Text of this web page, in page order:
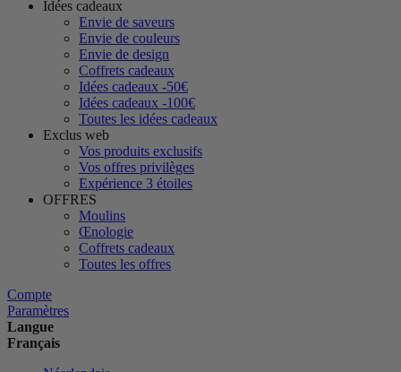
Idées cadeaux
Envie de saveurs
Envie de couleurs
Envie de design
Coffrets cadeaux
Idées cadeaux -50€
Idées cadeaux -100€
Toutes les idées cadeaux
Exclus web
Vos produits exclusifs
Vos offres privilèges
Expérience 3 étoiles
OFFRES
Moulins
Œnologie
Coffrets cadeaux
Toutes les offres
Compte
Paramètres
Langue
Français